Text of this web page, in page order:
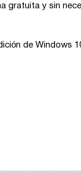
gratuita y sin
de Windows